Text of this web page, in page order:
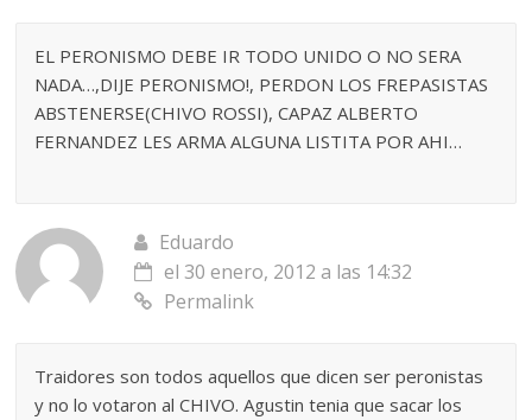
EL PERONISMO DEBE IR TODO UNIDO O NO SERA
NADA…,DIJE PERONISMO!, PERDON LOS FREPASISTAS
ABSTENERSE(CHIVO ROSSI), CAPAZ ALBERTO
FERNANDEZ LES ARMA ALGUNA LISTITA POR AHI…
Eduardo
el 30 enero, 2012 a las 14:32
Permalink
Traidores son todos aquellos que dicen ser peronistas
y no lo votaron al CHIVO. Agustin tenia que sacar los